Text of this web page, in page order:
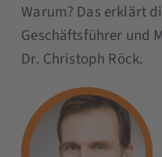
Warum? Das erklärt
Geschäftsführer und
Dr. Christoph Röck.